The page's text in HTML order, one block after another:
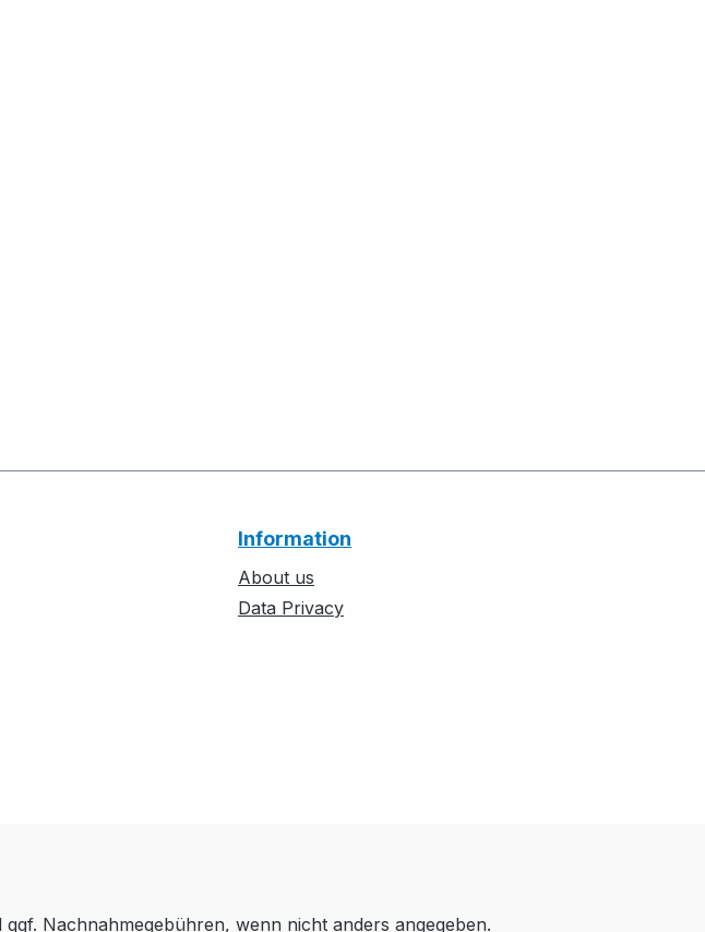
Information
About us
Data Privacy
Nachnahmegebühren, wenn nicht anders angegeben.